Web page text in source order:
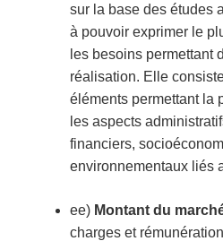
sur la base des études
à pouvoir exprimer le
les besoins permettant
réalisation. Elle
éléments permettant la
les aspects
financiers,
environnementaux liés
ee) Montant du
charges et